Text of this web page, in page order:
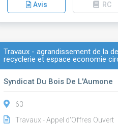
Avis RC
Travaux - agrandissement de la
recyclerie et espace economie
Syndicat Du Bois De L'Aumone
63
Travaux - Appel d'Offres Ouvert